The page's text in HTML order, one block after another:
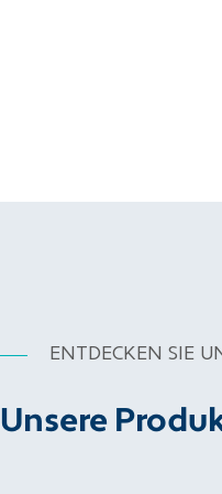
ENTDECKEN SIE
Unsere